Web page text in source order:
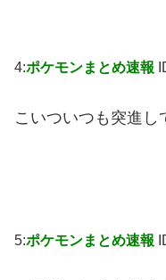
4:ポケモンまとめ速報
こいついつも突進し
5:ポケモンまとめ速報